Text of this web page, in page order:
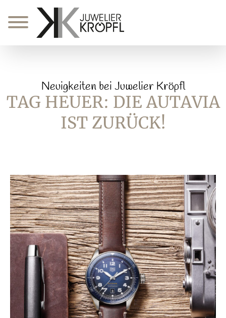
Zum
Neuigkeiten bei Juwelier Kröpfl
TAG HEUER: DIE AUTAVIA
IST ZURÜCK!